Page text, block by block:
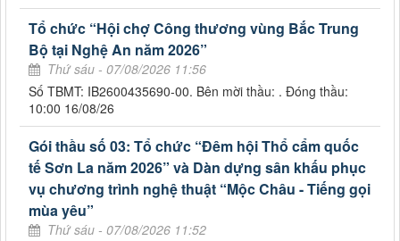
Tổ chức “Hội chợ Công thương vùng Bắc Trung
Bộ tại Nghệ An năm 2026”
Thứ sáu - 07/08/2026 11:56
Số TBMT: IB2600435690-00. Bên mời thầu: . Đóng thầu:
10:00 16/08/26
Gói thầu số 03: Tổ chức “Đêm hội Thổ cẩm quốc
tế Sơn La năm 2026” và Dàn dựng sân khấu phục
vụ chương trình nghệ thuật “Mộc Châu - Tiếng gọi
mùa yêu”
Thứ sáu - 07/08/2026 11:52